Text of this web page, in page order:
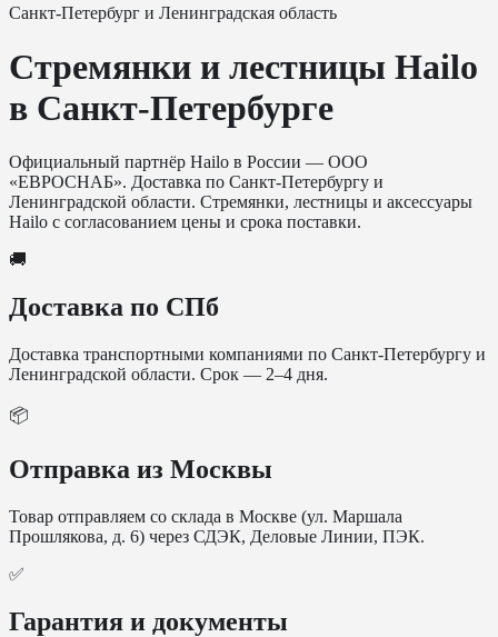
Санкт-Петербург и Ленинградская область
Стремянки и лестницы Hailo
в Санкт-Петербурге
Официальный партнёр Hailo в России — ООО
«ЕВРОСНАБ». Доставка по Санкт-Петербургу и
Ленинградской области. Стремянки, лестницы и аксессуары
Hailo с согласованием цены и срока поставки.
🚚
Доставка по СПб
Доставка транспортными компаниями по Санкт-Петербургу и
Ленинградской области. Срок — 2–4 дня.
📦
Отправка из Москвы
Товар отправляем со склада в Москве (ул. Маршала
Прошлякова, д. 6) через СДЭК, Деловые Линии, ПЭК.
✅
Гарантия и документы